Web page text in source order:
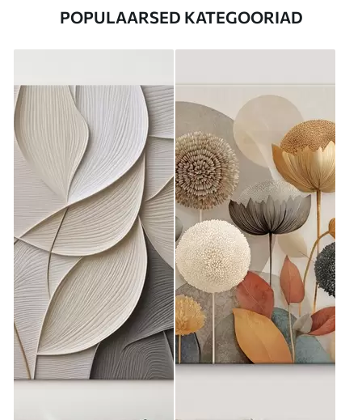
POPULAARSED KATEGOORIAD